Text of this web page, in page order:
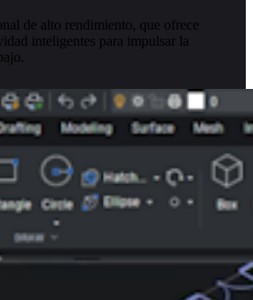
de alto rendimiento, que ofrece
inteligentes para impulsar la